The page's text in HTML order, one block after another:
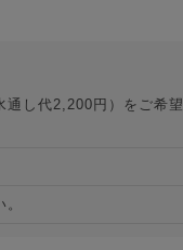
通し代2,200円）をご希